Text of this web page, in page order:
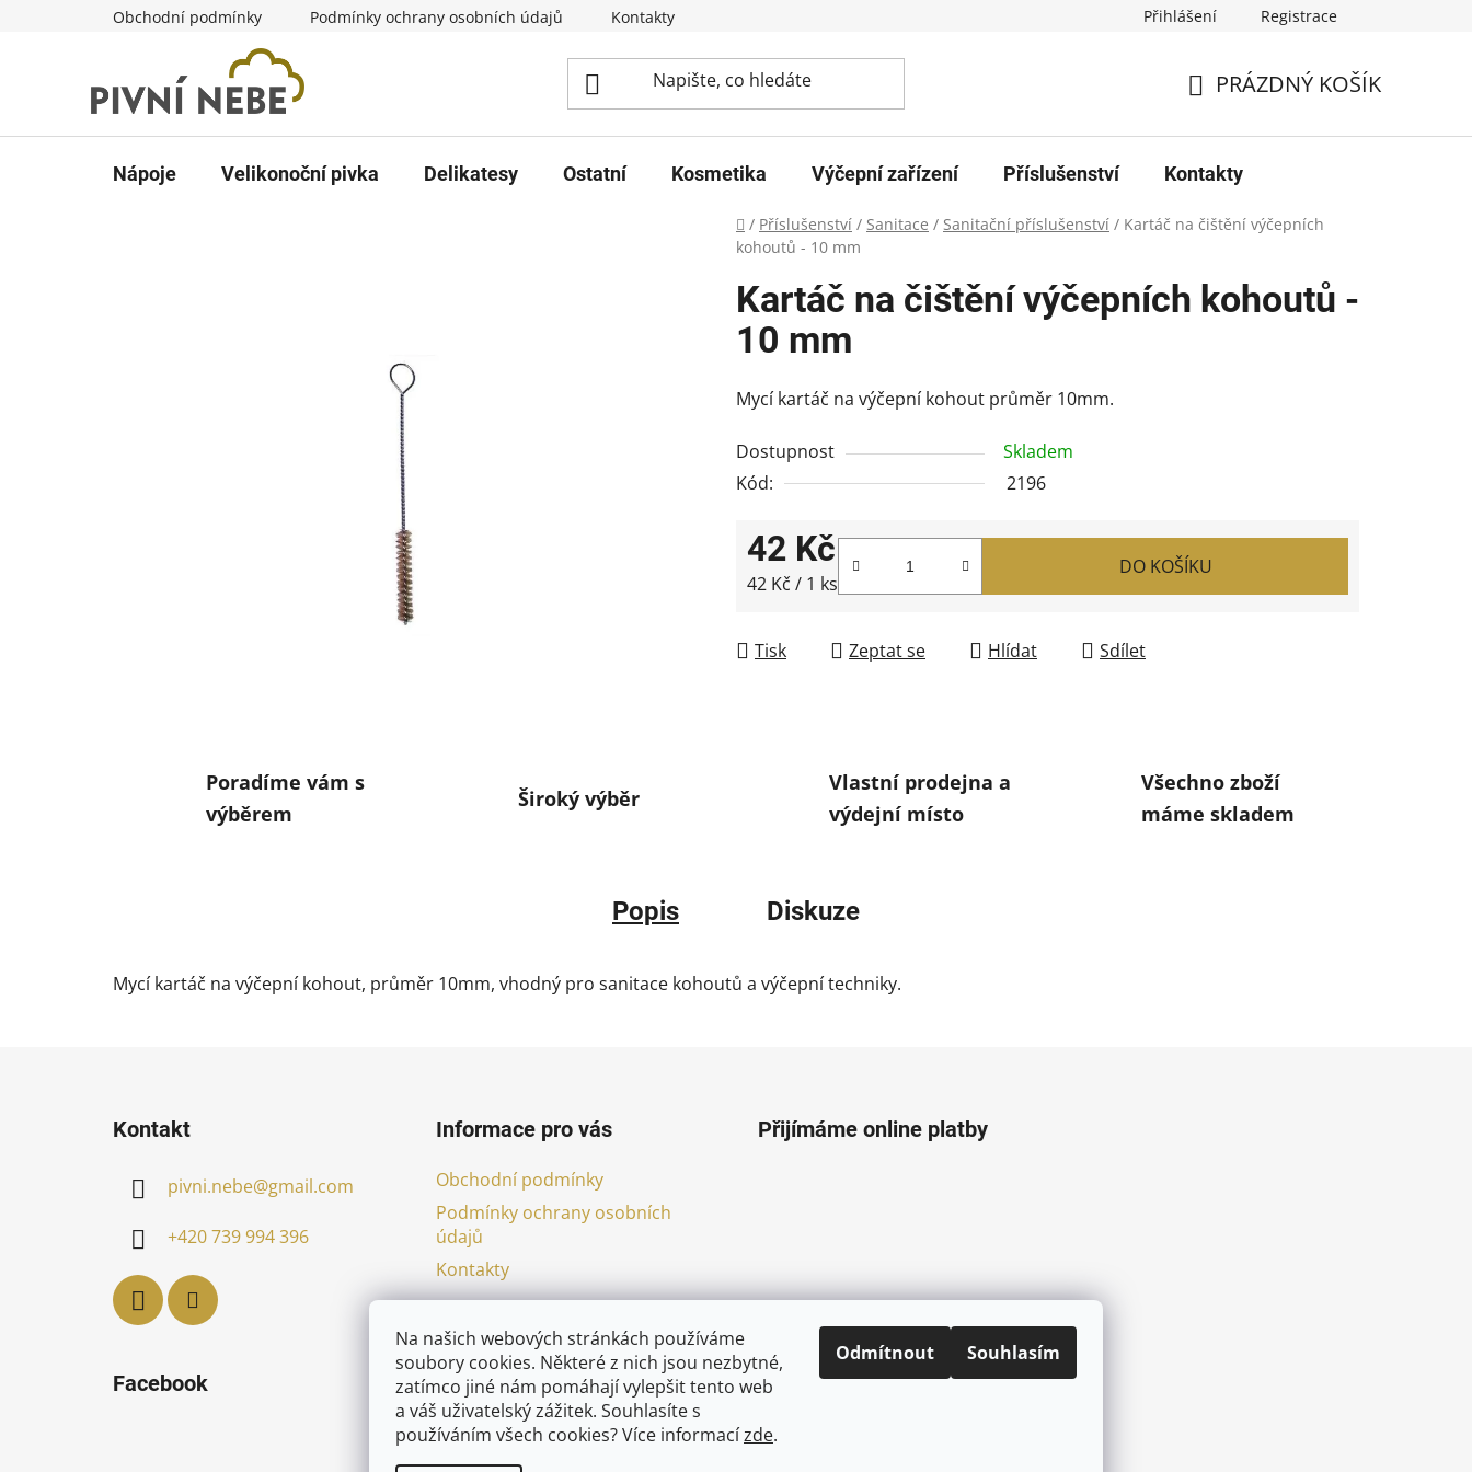
Na našich webových stránkách používáme
soubory cookies. Některé z nich jsou nezbytné,
zatímco jiné nám pomáhají vylepšit tento web
a váš uživatelský zážitek. Souhlasíte s
používáním všech cookies?Více informacízde.
Odmítnout Souhlasím
Obchodní podmínky Podmínky ochrany osobních údajů Kontakty Přihlášení Registrace
KOŠÍK
PRÁZDNÝ KOŠÍK
Nápoje Velikonoční pivka Delikatesy Ostatní Kosmetika Výčepní zařízení Příslušenství Kontakty
Domů
/ Příslušenství / Sanitace / Sanitační příslušenství / Kartáč na čištění výčepních
kohoutů - 10 mm
Kartáč na čištění výčepních kohoutů -
10 mm
Mycí kartáč na výčepní kohout průměr 10mm.
Dostupnost
Skladem
Kód:
2196
42 Kč
Měrná cena:
42 Kč / 1 ks
DO KOŠÍKU
Tisk Zeptat se Hlídat Sdílet
Poradíme vám s
výběrem
Široký výběr
Vlastní prodejna a
výdejní místo
Všechno zboží
máme skladem
Popis Diskuze
Mycí kartáč na výčepní kohout, průměr 10mm, vhodný pro sanitace kohoutů a výčepní techniky.
Kontakt
pivni.nebe@gmail.com
+420 739 994 396
Informace pro vás
Obchodní podmínky
Podmínky ochrany osobních
údajů
Kontakty
Přijímáme online platby
Facebook